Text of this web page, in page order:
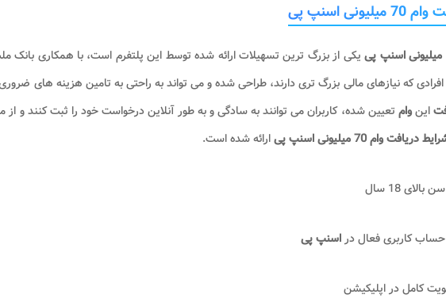
اسنپ پی
یکی از بزرگ ترین تسهیلات ارائه شده توسط این پلتفرم است، با همکاری بانک
افرادی که نیازهای مالی بزرگ تری دارند، طراحی شده و می تواند به راحتی به تامین هزینه های
اینوام تعیین شده، کاربران می توانند به سادگی و به طور آنلاین درخواست خود را ثبت کنند و از
دریافت وام 70 میلیونی اسنپ پی ارائه شده است.
18 سال
کاربری فعال دراسنپ پی
کامل در اپلیکیشن